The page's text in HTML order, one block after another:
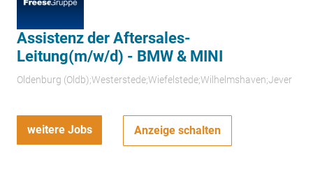
Assistenz der Aftersales-
Leitung(m/w/d) - BMW & MINI
Oldenburg (Oldb);Westerstede;Wiefelstede;Wilhelmshaven;Jever
weitere Jobs Anzeige schalten